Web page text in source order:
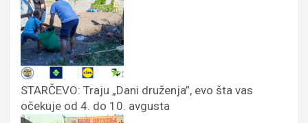
STARČEVO: Traju „Dani druženja”, evo šta vas
očekuje od 4. do 10. avgusta